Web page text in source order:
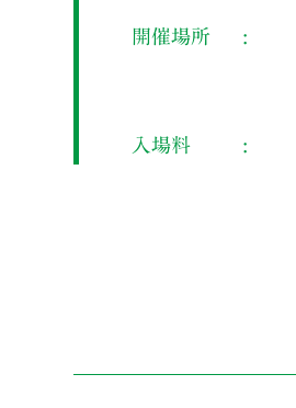
開催場所
入場料